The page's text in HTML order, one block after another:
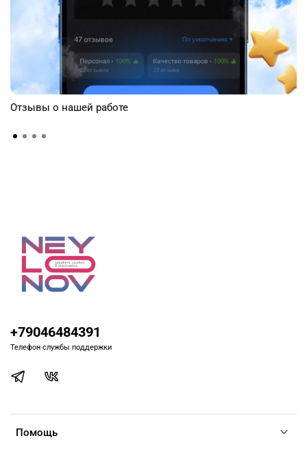
Отзывы о нашей работе
Помощь
+79046484391
Телефон службы поддержки